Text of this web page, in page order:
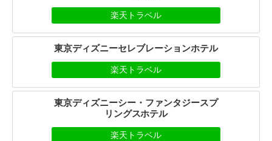
楽天トラベル
東京ディズニーセレブレーションホテル
楽天トラベル
東京ディズニーシー・ファンタジースプ
リングスホテル
楽天トラベル